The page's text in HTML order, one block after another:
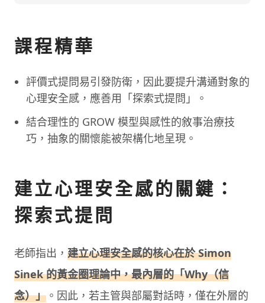
課程精華
評價式提問易引發防衛，因此要提升溝通對象的
心理安全感，應善用「探索式提問」。
結合理性的 GROW 模型與感性的敘事治療技
巧，抽象的關懷能被架構化地呈現。
建立心理安全感的關鍵：
探索式提問
老師指出， 建立心理安全感的核心在於 Simon
Sinek 的黃金圈理論中，最內層的「Why（信
念）」 。因此，若主管與部屬對話時，僅在外層的